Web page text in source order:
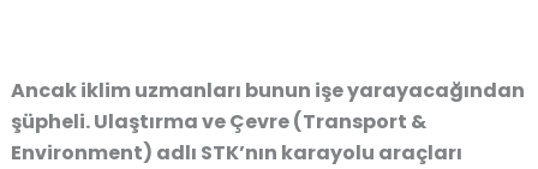
Ancak iklim uzmanları bunun işe yarayacağından
şüpheli. Ulaştırma ve Çevre (Transport &
Environment) adlı STK’nın karayolu araçları